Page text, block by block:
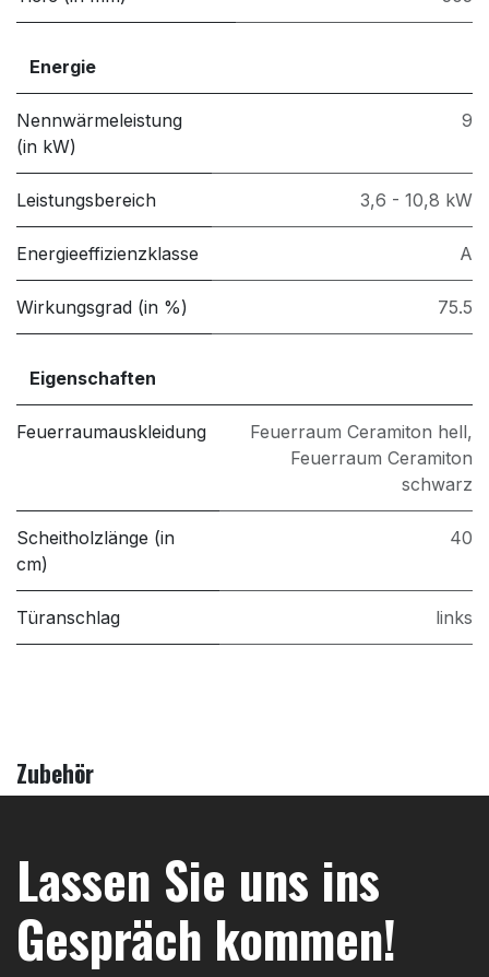
Energie
Nennwärmeleistung
(in kW)
9
Leistungsbereich 3,6 - 10,8 kW
Energieeffizienzklasse A
Wirkungsgrad (in %) 75.5
Eigenschaften
Feuerraumauskleidung Feuerraum Ceramiton hell,
Feuerraum Ceramiton
schwarz
Scheitholzlänge (in
cm)
40
Türanschlag links
Zubehör
Lassen Sie uns ins
Gespräch kommen!